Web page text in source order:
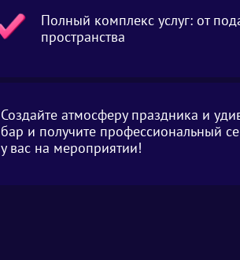
Полный комплекс услуг: от
пространства
Создайте атмосферу праздника и
бар и получите профессиональный
у вас на мероприятии!